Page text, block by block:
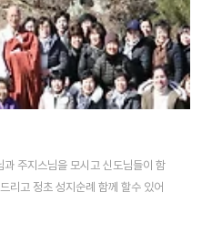
주지스님을 모시고 신도님들이 함
리고 정초 성지순례 함께 할수 있어